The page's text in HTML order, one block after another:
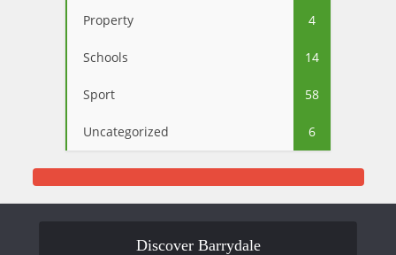
Property 4
Schools 14
Sport 58
Uncategorized 6
Discover Barrydale